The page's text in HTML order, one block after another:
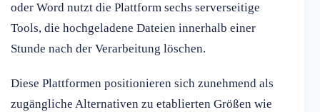
oder Word nutzt die Plattform sechs serverseitige
Tools, die hochgeladene Dateien innerhalb einer
Stunde nach der Verarbeitung löschen.
Diese Plattformen positionieren sich zunehmend als
zugängliche Alternativen zu etablierten Größen wie